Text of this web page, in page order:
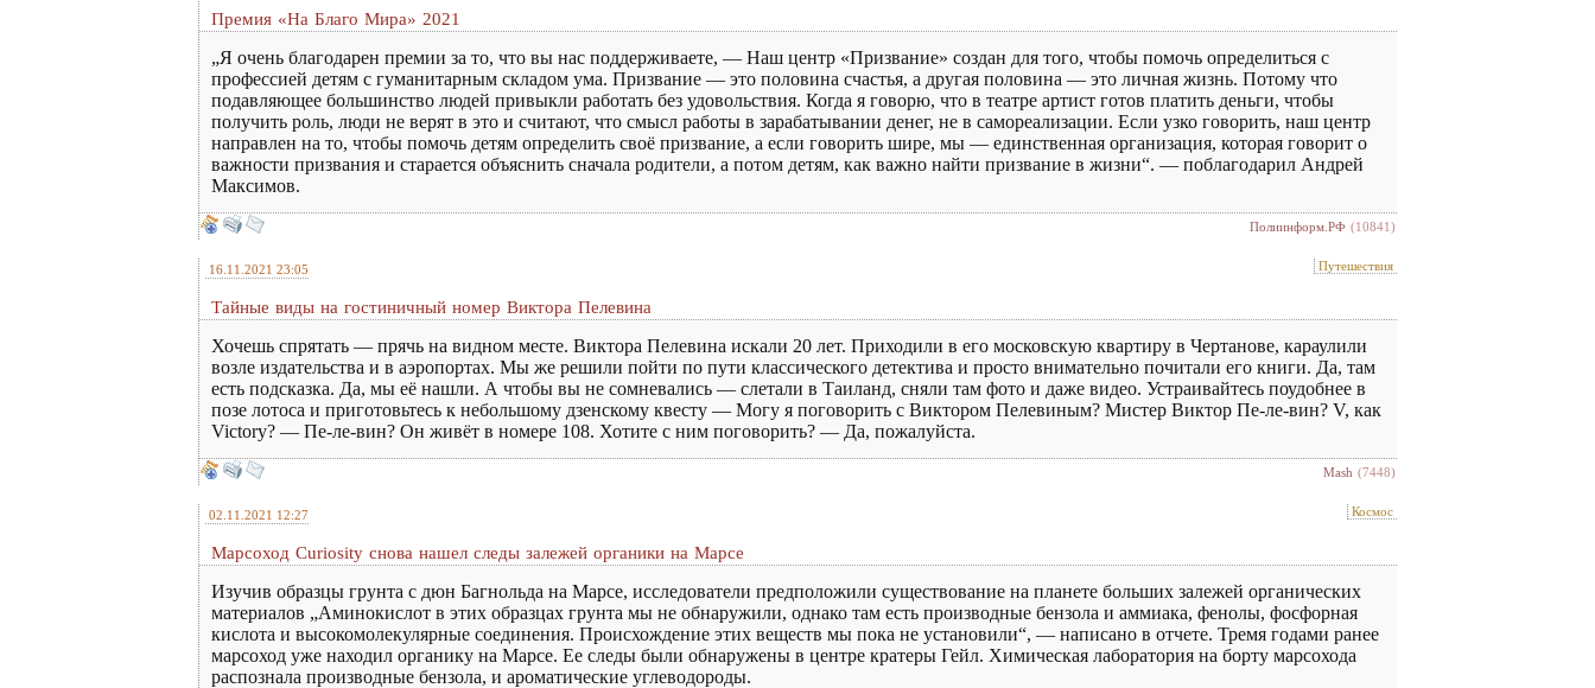
Премия «На Благо Мира» 2021
„Я очень благодарен премии за то, что вы нас поддерживаете, — Наш центр «Призвание» создан для того, чтобы помочь определиться с
профессией детям с гуманитарным складом ума. Призвание — это половина счастья, а другая половина — это личная жизнь. Потому что
подавляющее большинство людей привыкли работать без удовольствия. Когда я говорю, что в театре артист готов платить деньги, чтобы
получить роль, люди не верят в это и считают, что смысл работы в зарабатывании денег, не в самореализации. Если узко говорить, наш центр
направлен на то, чтобы помочь детям определить своё призвание, а если говорить шире, мы — единственная организация, которая говорит о
важности призвания и старается объяснить сначала родители, а потом детям, как важно найти призвание в жизни“. — поблагодарил Андрей
Максимов.
Полиинформ.РФ (10841)
16.11.2021 23:05 Путешествия
Тайные виды на гостиничный номер Виктора Пелевина
Хочешь спрятать — прячь на видном месте. Виктора Пелевина искали 20 лет. Приходили в его московскую квартиру в Чертанове, караулили
возле издательства и в аэропортах. Мы же решили пойти по пути классического детектива и просто внимательно почитали его книги. Да, там
есть подсказка. Да, мы её нашли. А чтобы вы не сомневались — слетали в Таиланд, сняли там фото и даже видео. Устраивайтесь поудобнее в
позе лотоса и приготовьтесь к небольшому дзенскому квесту — Могу я поговорить с Виктором Пелевиным? Мистер Виктор Пе-ле-вин? V, как
Victory? — Пе-ле-вин? Он живёт в номере 108. Хотите с ним поговорить? — Да, пожалуйста.
Mash (7448)
02.11.2021 12:27 Космос
Марсоход Curiosity снова нашел следы залежей органики на Марсе
Изучив образцы грунта с дюн Багнольда на Марсе, исследователи предположили существование на планете больших залежей органических
материалов „Аминокислот в этих образцах грунта мы не обнаружили, однако там есть производные бензола и аммиака, фенолы, фосфорная
кислота и высокомолекулярные соединения. Происхождение этих веществ мы пока не установили“, — написано в отчете. Тремя годами ранее
марсоход уже находил органику на Марсе. Ее следы были обнаружены в центре кратеры Гейл. Химическая лаборатория на борту марсохода
распознала производные бензола, и ароматические углеводороды.